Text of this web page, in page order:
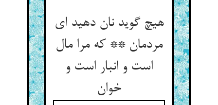
هیچ گوید نان دهید ای
مردمان ** که مرا مال
است و انبار است و
خوان‏